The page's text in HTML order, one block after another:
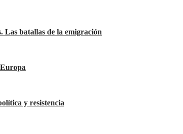
Las batallas de la emigración
y resistencia